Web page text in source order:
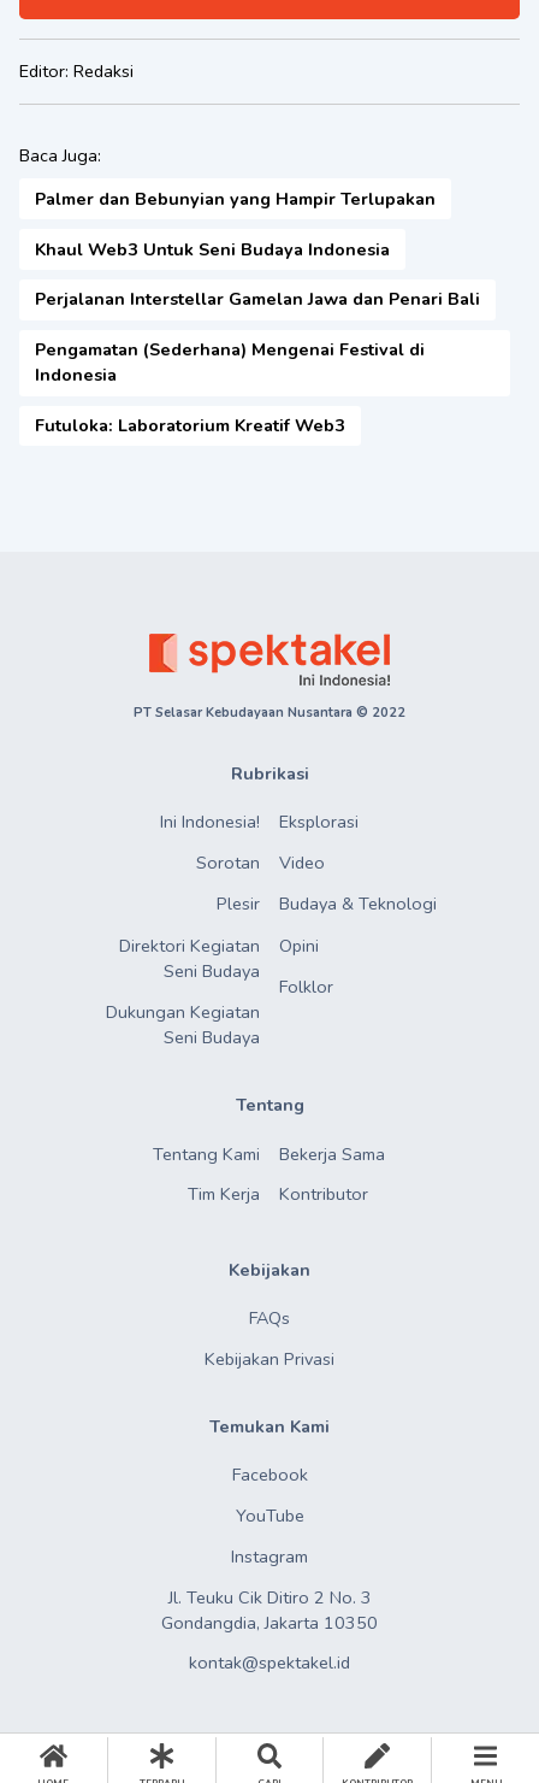
Editor: Redaksi
Baca Juga:
Palmer dan Bebunyian yang Hampir Terlupakan
Khaul Web3 Untuk Seni Budaya Indonesia
Perjalanan Interstellar Gamelan Jawa dan Penari Bali
Pengamatan (Sederhana) Mengenai Festival di
Indonesia
Futuloka: Laboratorium Kreatif Web3
PT Selasar Kebudayaan Nusantara © 2022
Rubrikasi
Ini Indonesia!
Sorotan
Plesir
Direktori Kegiatan
Seni Budaya
Dukungan Kegiatan
Seni Budaya
Eksplorasi
Video
Budaya & Teknologi
Opini
Folklor
Tentang
Tentang Kami
Tim Kerja
Bekerja Sama
Kontributor
Kebijakan
FAQs
Kebijakan Privasi
Temukan Kami
Facebook
YouTube
Instagram
Jl. Teuku Cik Ditiro 2 No. 3
Gondangdia, Jakarta 10350
kontak@spektakel.id